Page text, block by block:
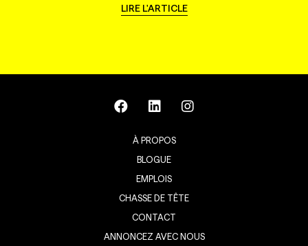
LIRE L'ARTICLE
À PROPOS
BLOGUE
EMPLOIS
CHASSE DE TÊTE
CONTACT
ANNONCEZ AVEC NOUS